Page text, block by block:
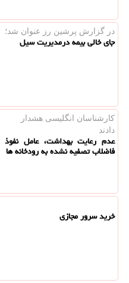
در گزارش پرشین رز عنوان شد؛
جای خالی بیمه درمدیریت سیل
كارشناسان انگلیسی هشدار
دادند
عدم رعایت بهداشت، عامل نفوذ
فاضلاب تصفیه نشده به رودخانه ها
خرید سرور مجازی